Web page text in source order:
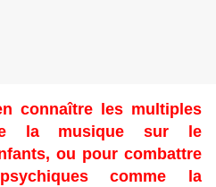
connaître les multiples
la musique sur le
ou pour combattre
comme la